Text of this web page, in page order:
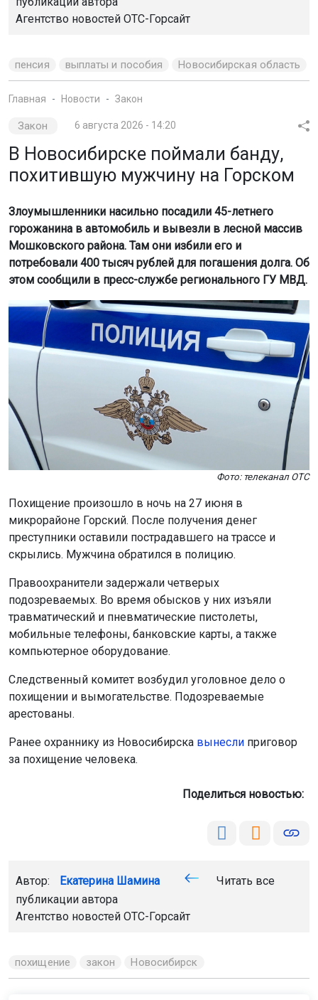
Агентство новостей ОТС-Горсайт
пенсия выплаты и пособия Новосибирская область
Главная Новости Закон
Закон 6 августа 2026 - 14:20
В Новосибирске поймали банду,
похитившую мужчину на Горском
Злоумышленники насильно посадили 45-летнего
горожанина в автомобиль и вывезли в лесной массив
Мошковского района. Там они избили его и
потребовали 400 тысяч рублей для погашения долга. Об
этом сообщили в пресс-службе регионального ГУ МВД.
Фото: телеканал ОТС
Похищение произошло в ночь на 27 июня в
микрорайоне Горский. После получения денег
преступники оставили пострадавшего на трассе и
скрылись. Мужчина обратился в полицию.
Правоохранители задержали четверых
подозреваемых. Во время обысков у них изъяли
травматический и пневматические пистолеты,
мобильные телефоны, банковские карты, а также
компьютерное оборудование.
Следственный комитет возбудил уголовное дело о
похищении и вымогательстве. Подозреваемые
арестованы.
Ранее охраннику из Новосибирска вынесли приговор
за похищение человека.
Поделиться новостью:
Автор: Екатерина Шамина
Читать все
публикации автора
Агентство новостей ОТС-Горсайт
похищение закон Новосибирск